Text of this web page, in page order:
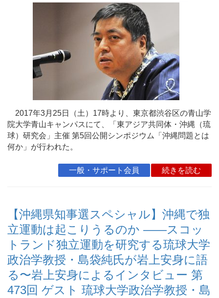
2017年3月25日（土）17時より、東京都渋谷区の青山学
院大学青山キャンパスにて、「東アジア共同体・沖縄（琉
球）研究会」主催 第5回公開シンポジウム「沖縄問題とは
何か」が行われた。
一般・サポート会員 続きを読む
【沖縄県知事選スペシャル】沖縄で独
立運動は起こりうるのか ――スコッ
トランド独立運動を研究する琉球大学
政治学教授・島袋純氏が岩上安身に語
る〜岩上安身によるインタビュー 第
473回 ゲスト 琉球大学政治学教授・島